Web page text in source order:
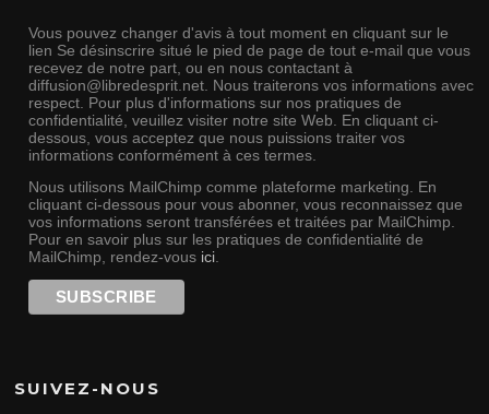
Vous pouvez changer d'avis à tout moment en cliquant sur le
lien Se désinscrire situé le pied de page de tout e-mail que vous
recevez de notre part, ou en nous contactant à
diffusion@libredesprit.net. Nous traiterons vos informations avec
respect. Pour plus d'informations sur nos pratiques de
confidentialité, veuillez visiter notre site Web. En cliquant ci-
dessous, vous acceptez que nous puissions traiter vos
informations conformément à ces termes.
Nous utilisons MailChimp comme plateforme marketing. En
cliquant ci-dessous pour vous abonner, vous reconnaissez que
vos informations seront transférées et traitées par MailChimp.
Pour en savoir plus sur les pratiques de confidentialité de
MailChimp, rendez-vous ici.
SUIVEZ-NOUS